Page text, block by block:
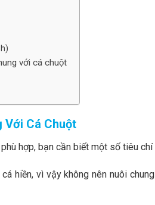
với cá chuột
Với Cá Chuột
hợp, bạn cần biết một số tiêu
hiền, vì vậy không nên nuôi